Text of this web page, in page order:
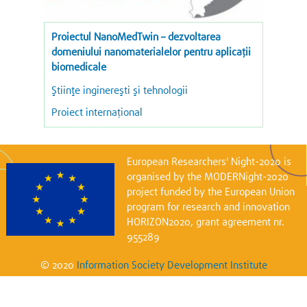
Proiectul NanoMedTwin – dezvoltarea
domeniului nanomaterialelor pentru aplicații
biomedicale
Ştiinţe inginereşti şi tehnologii
Proiect internațional
European Researchers' Night-2020 is
organised by the MODERNight-2020
project funded by the European Union
program for research and innovation
HORIZON2020, grant agreement nr.
955289
© 2020 Information Society Development Institute